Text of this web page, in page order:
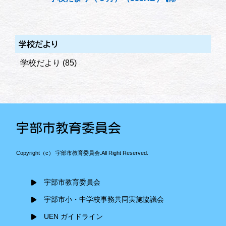
学校だより
学校だより (85)
宇部市教育委員会
Copyright（c） 宇部市教育委員会.All Right Reserved.
宇部市教育委員会
宇部市小・中学校事務共同実施協議会
UEN ガイドライン